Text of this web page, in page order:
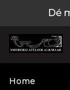
Dé
Home